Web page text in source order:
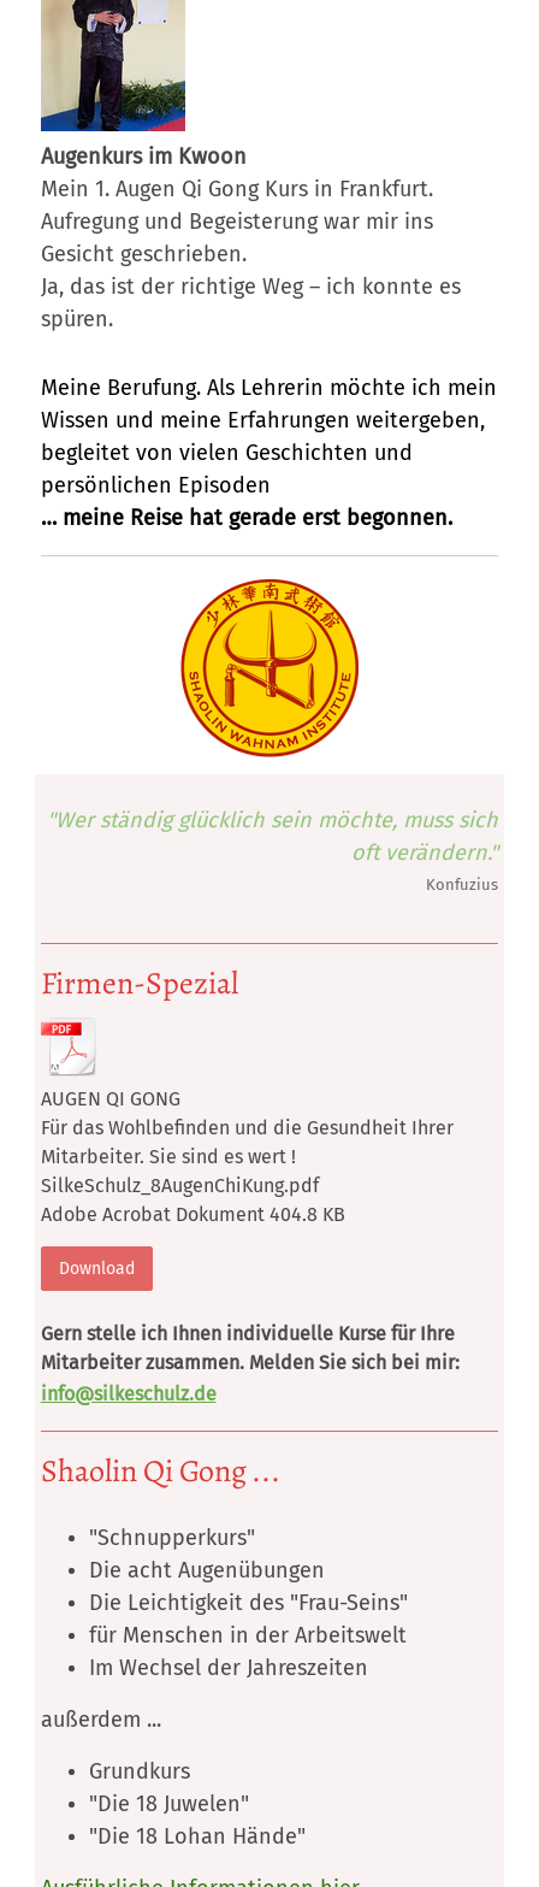
Augenkurs im Kwoon
Mein 1. Augen Qi Gong Kurs in Frankfurt.
Aufregung und Begeisterung war mir ins
Gesicht geschrieben.
Ja, das ist der richtige Weg – ich konnte es
spüren.
Meine Berufung. Als Lehrerin möchte ich mein
Wissen und meine Erfahrungen weitergeben,
begleitet von vielen Geschichten und
persönlichen Episoden
… meine Reise hat gerade erst begonnen.
"Wer ständig glücklich sein möchte, muss sich
oft verändern."
Konfuzius
Firmen-Spezial
AUGEN QI GONG
Für das Wohlbefinden und die Gesundheit Ihrer
Mitarbeiter. Sie sind es wert !
SilkeSchulz_8AugenChiKung.pdf
Adobe Acrobat Dokument 404.8 KB
Download
Gern stelle ich Ihnen individuelle Kurse für Ihre
Mitarbeiter zusammen. Melden Sie sich bei mir:
info@silkeschulz.de
Shaolin Qi Gong ...
"Schnupperkurs"
Die acht Augenübungen
Die Leichtigkeit des "Frau-Seins"
für Menschen in der Arbeitswelt
Im Wechsel der Jahreszeiten
außerdem ...
Grundkurs
"Die 18 Juwelen"
"Die 18 Lohan Hände"